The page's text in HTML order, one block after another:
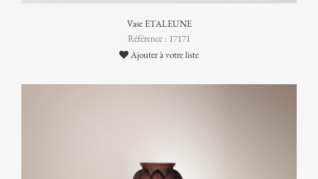
Vase ETALEUNE
Référence : 17171
Ajouter à votre liste